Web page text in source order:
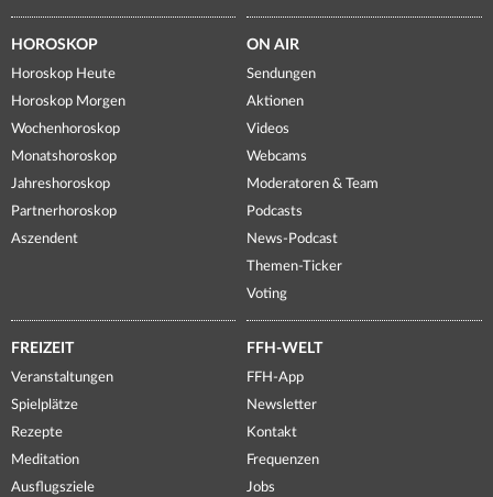
HOROSKOP
Horoskop Heute
Horoskop Morgen
Wochenhoroskop
Monatshoroskop
Jahreshoroskop
Partnerhoroskop
Aszendent
ON AIR
Sendungen
Aktionen
Videos
Webcams
Moderatoren & Team
Podcasts
News-Podcast
Themen-Ticker
Voting
FREIZEIT
Veranstaltungen
Spielplätze
Rezepte
Meditation
Ausflugsziele
FFH-WELT
FFH-App
Newsletter
Kontakt
Frequenzen
Jobs